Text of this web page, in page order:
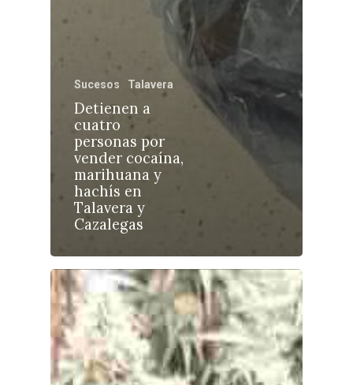
Sucesos Talavera
Detienen a
cuatro
personas por
vender cocaína,
marihuana y
hachís en
Talavera y
Cazalegas
Castilla-La
Ciudad Real
Cuenca
Guadalajara
Talavera
Cultura
Deportes
Sucesos
Medio Ambiente